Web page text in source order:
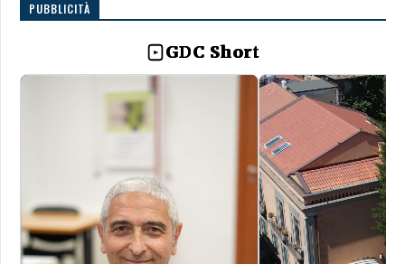
PUBBLICITÀ
GDC Short